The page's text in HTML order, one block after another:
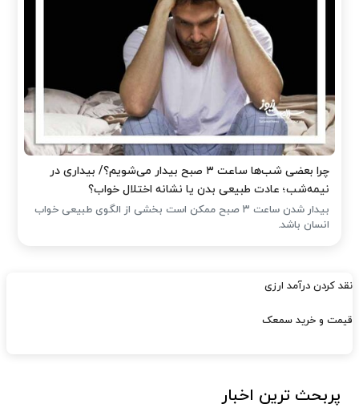
چرا بعضی شب‌ها ساعت ۳ صبح بیدار می‌شویم؟/ بیداری در
نیمه‌شب؛ عادت طبیعی بدن یا نشانه اختلال خواب؟
بیدار شدن ساعت ۳ صبح ممکن است بخشی از الگوی طبیعی خواب
انسان باشد.
نقد کردن درآمد ارزی
قیمت و خرید سمعک
پربحث ترین اخبار